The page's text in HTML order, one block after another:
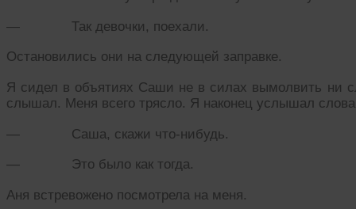
— Так девочки, поехали.
Остановились они на следующей заправке.
Я сидел в объятиях Саши не в силах вымолвить ни
слышал. Меня всего трясло. Я наконец услышал
— Саша, скажи что-нибудь.
— Это было как тогда.
Аня встревожено посмотрела на меня.